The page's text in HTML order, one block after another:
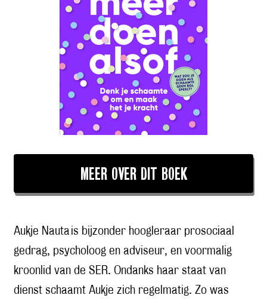
MEER OVER DIT BOEK
Aukje Nauta is bijzonder hoogleraar prosociaal
gedrag, psycholoog en adviseur, en voormalig
kroonlid van de SER. Ondanks haar staat van
dienst schaamt Aukje zich regelmatig. Zo was